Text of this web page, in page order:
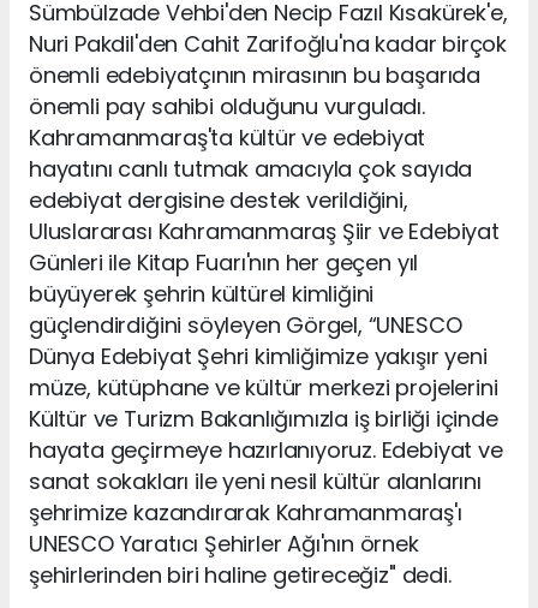
Sümbülzade Vehbi'den Necip Fazıl Kısakürek'e,
Nuri Pakdil'den Cahit Zarifoğlu'na kadar birçok
önemli edebiyatçının mirasının bu başarıda
önemli pay sahibi olduğunu vurguladı.
Kahramanmaraş'ta kültür ve edebiyat
hayatını canlı tutmak amacıyla çok sayıda
edebiyat dergisine destek verildiğini,
Uluslararası Kahramanmaraş Şiir ve Edebiyat
Günleri ile Kitap Fuarı'nın her geçen yıl
büyüyerek şehrin kültürel kimliğini
güçlendirdiğini söyleyen Görgel, “UNESCO
Dünya Edebiyat Şehri kimliğimize yakışır yeni
müze, kütüphane ve kültür merkezi projelerini
Kültür ve Turizm Bakanlığımızla iş birliği içinde
hayata geçirmeye hazırlanıyoruz. Edebiyat ve
sanat sokakları ile yeni nesil kültür alanlarını
şehrimize kazandırarak Kahramanmaraş'ı
UNESCO Yaratıcı Şehirler Ağı'nın örnek
şehirlerinden biri haline getireceğiz" dedi.